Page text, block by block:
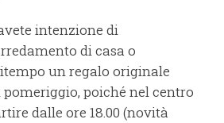
intenzione di
di casa o
un regalo originale
poiché nel centro
dalle ore 18.00 (novità